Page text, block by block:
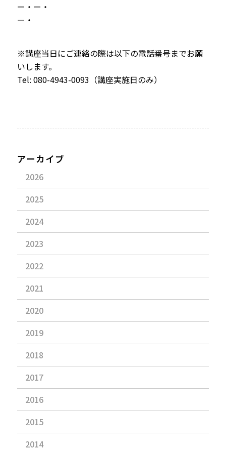
ー・ー・
ー・
※講座当日にご連絡の際は以下の電話番号までお願
いします。
Tel: 080-4943-0093（講座実施日のみ）
アーカイブ
2026
2025
2024
2023
2022
2021
2020
2019
2018
2017
2016
2015
2014